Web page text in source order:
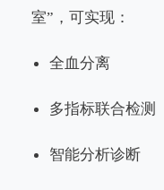
室”，可实现：
全血分离
多指标联合检测
智能分析诊断